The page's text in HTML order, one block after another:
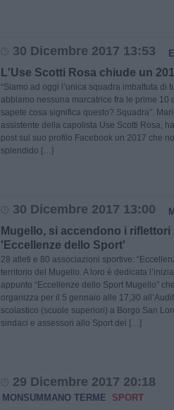
30 Dicembre 2017 13:53
L'Use Scotti Rosa chiude un
“Siamo ad oggi l’unica squadra imbattuta di
abbiamo nessuna marcatrice fra le prime 10
sapete cosa significa questo? Squadra”.
assistente della capolista Use Scotti Rosa,
post sul suo profilo Facebook un 2017 che
splendido […]
30 Dicembre 2017 13:00
Mugello, si accendono i riflettori
'Eccellenze dello Sport'
28 atleti e 80 associazioni sportive:
territorio del Mugello. A loro è dedicata
appunto “Eccellenze dello Sport Mugello”
organizza per il 5 gennaio alle 17,30
scolastico (scuole superiori) a Borgo San
sindaci e assessori allo Sport dei […]
29 Dicembre 2017 20:18
MONSUMMANO TERME SPORT